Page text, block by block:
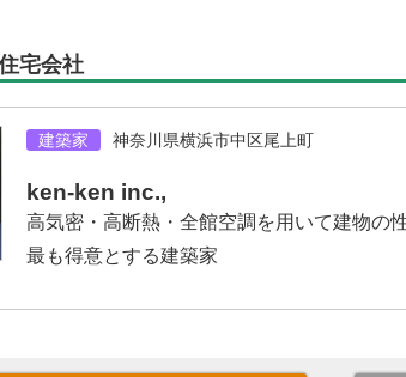
宅会社
建築家 神奈川県横浜市中区尾上町
ken-ken inc.,
高気密・高断熱・全館空調を用いて建物の
最も得意とする建築家